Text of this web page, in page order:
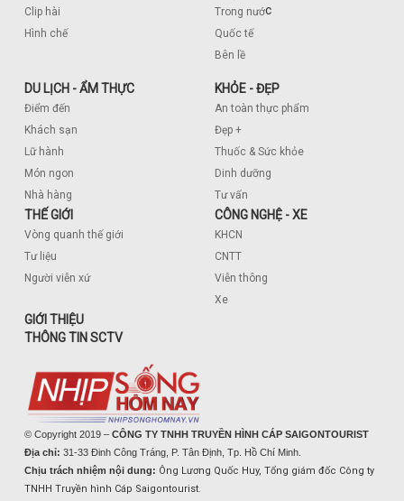
Clip hài
Hình chế
Trong nước
Quốc tế
Bên lề
DU LỊCH - ẨM THỰC
Điểm đến
Khách sạn
Lữ hành
Món ngon
Nhà hàng
KHỎE - ĐẸP
An toàn thực phẩm
Đẹp +
Thuốc & Sức khỏe
Dinh dưỡng
Tư vấn
THẾ GIỚI
Vòng quanh thế giới
Tư liệu
Người viễn xứ
CÔNG NGHỆ - XE
KHCN
CNTT
Viễn thông
Xe
GIỚI THIỆU
THÔNG TIN SCTV
© Copyright 2019 – CÔNG TY TNHH TRUYỀN HÌNH CÁP SAIGONTOURIST
Địa chỉ: 31-33 Đinh Công Tráng, P. Tân Định, Tp. Hồ Chí Minh.
Chịu trách nhiệm nội dung: Ông Lương Quốc Huy, Tổng giám đốc Công ty
TNHH Truyền hình Cáp Saigontourist.